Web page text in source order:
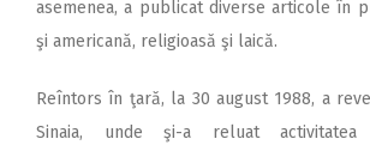
asemenea, a publicat diverse articole în
şi americană, religioasă şi laică.
Reîntors în ţară, la 30 august 1988, a
Sinaia, unde şi-a reluat activitatea